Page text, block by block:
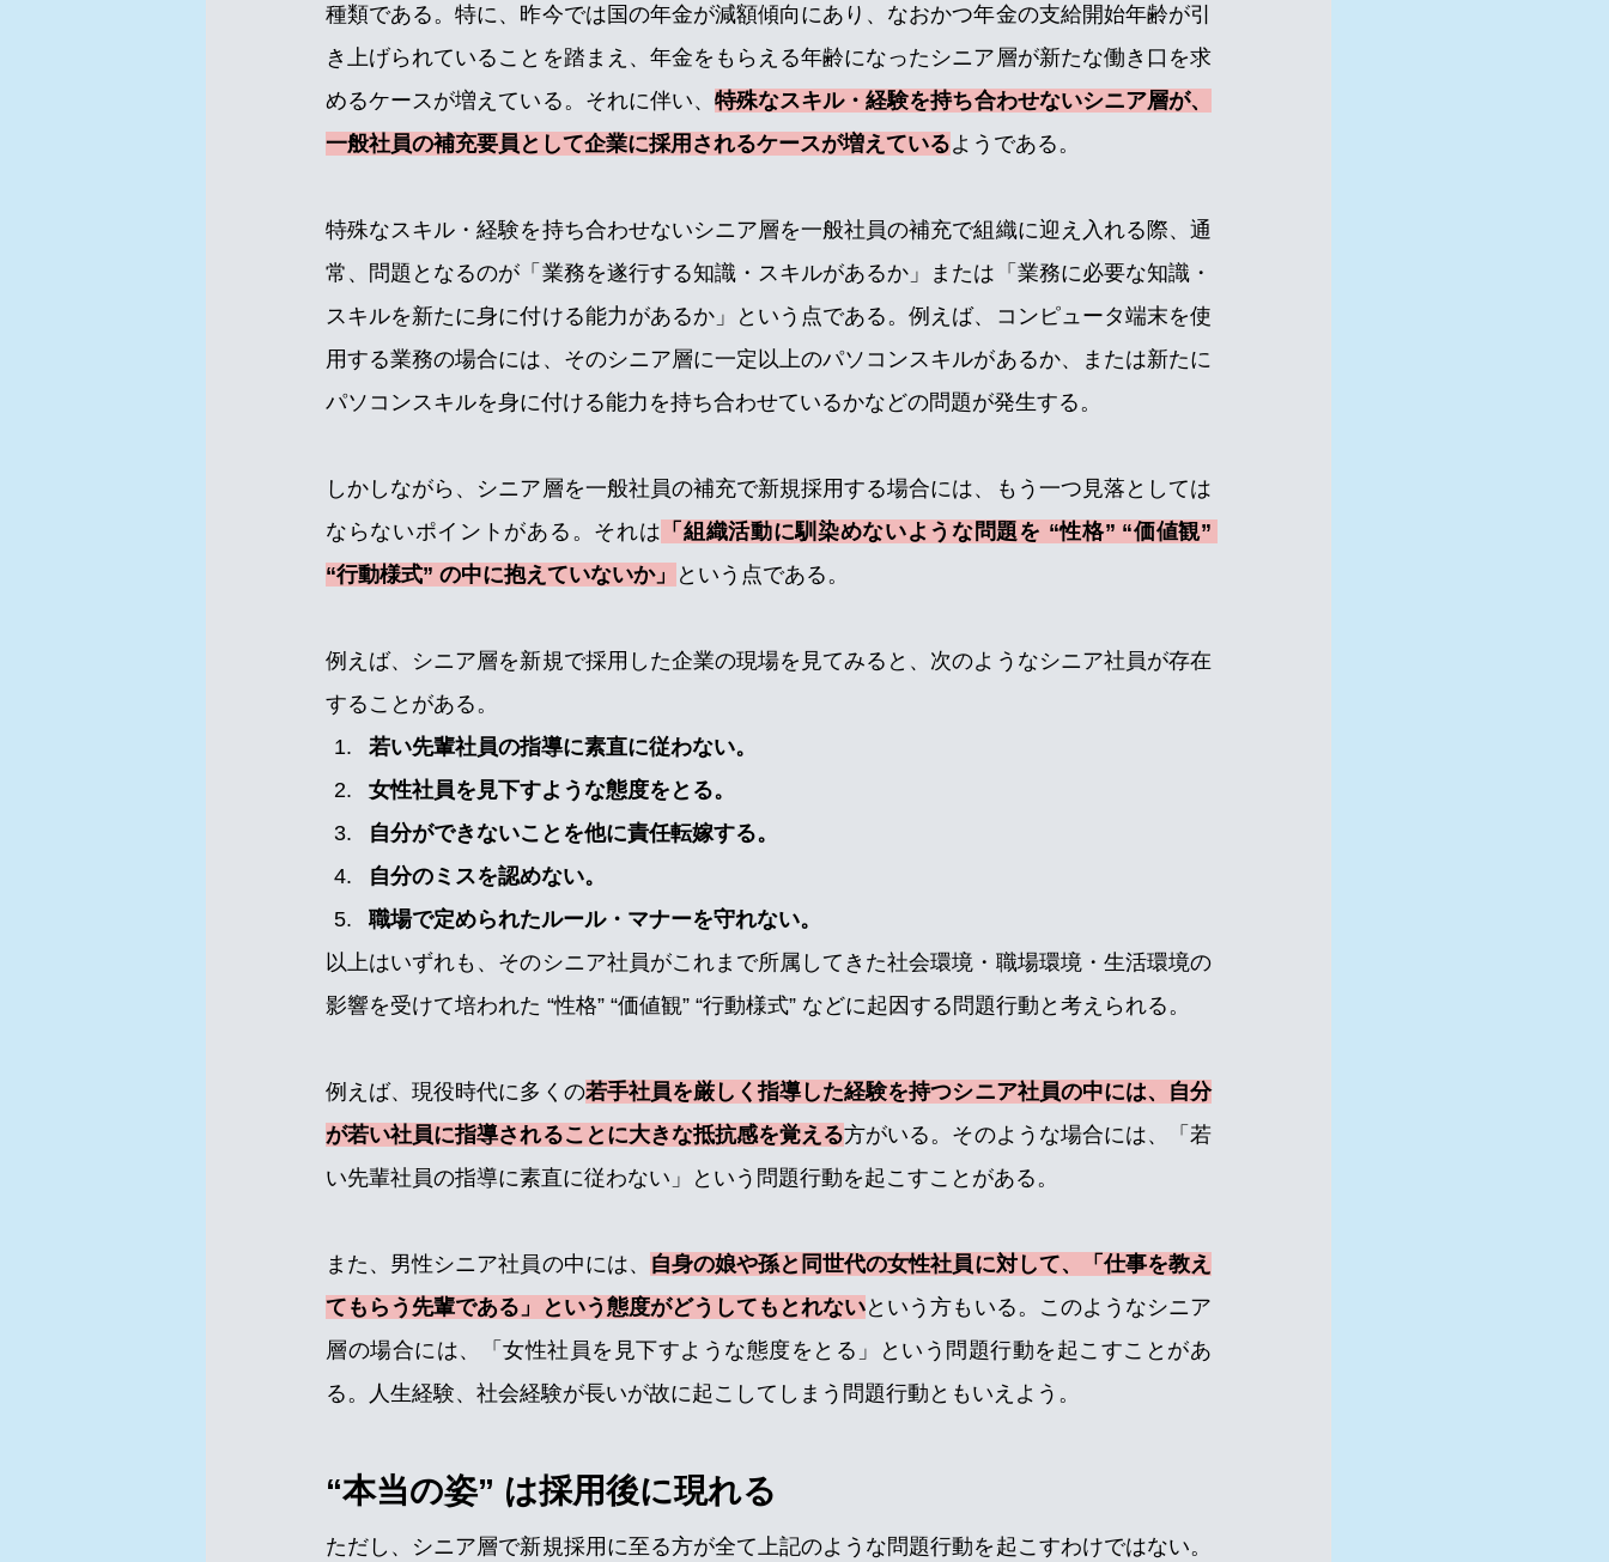
種類である。特に、昨今では国の年金が減額傾向にあり、なおかつ年金の支給開始年齢が引
き上げられていることを踏まえ、年金をもらえる年齢になったシニア層が新たな働き口を求
めるケースが増えている。それに伴い、 特殊なスキル・経験を持ち合わせないシニア層が、
一般社員の補充要員として企業に採用されるケースが増えているようである。
特殊なスキル・経験を持ち合わせないシニア層を一般社員の補充で組織に迎え入れる際、通
常、問題となるのが「業務を遂行する知識・スキルがあるか」または「業務に必要な知識・
スキルを新たに身に付ける能力があるか」という点である。例えば、コンピュータ端末を使
用する業務の場合には、そのシニア層に一定以上のパソコンスキルがあるか、または新たに
パソコンスキルを身に付ける能力を持ち合わせているかなどの問題が発生する。
しかしながら、シニア層を一般社員の補充で新規採用する場合には、もう一つ見落としては
ならないポイントがある。それは 「組織活動に馴染めないような問題を “性格” “価値観”
“行動様式” の中に抱えていないか」
という点である。
例えば、シニア層を新規で採用した企業の現場を見てみると、次のようなシニア社員が存在
することがある。
若い先輩社員の指導に素直に従わない。
女性社員を見下すような態度をとる。
自分ができないことを他に責任転嫁する。
自分のミスを認めない。
職場で定められたルール・マナーを守れない。
以上はいずれも、そのシニア社員がこれまで所属してきた社会環境・職場環境・生活環境の
影響を受けて培われた “性格” “価値観” “行動様式” などに起因する問題行動と考えられる。
例えば、現役時代に多くの若手社員を厳しく指導した経験を持つシニア社員の中には、自分
が若い社員に指導されることに大きな抵抗感を覚える方がいる。 そのような場合には、「若
い先輩社員の指導に素直に従わない」という問題行動を起こすことがある。
また、男性シニア社員の中には、
自身の娘や孫と同世代の女性社員に対して、「仕事を教え
てもらう先輩である」という態度がどうしてもとれないという方もいる。このようなシニア
層の場合には、「女性社員を見下すような態度をとる」という問題行動を起こすことがあ
る。人生経験、社会経験が長いが故に起こしてしまう問題行動ともいえよう。
“本当の姿” は採用後に現れる
ただし、シニア層で新規採用に至る方が全て上記のような問題行動を起こすわけではない。